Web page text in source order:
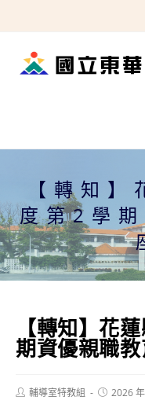
轉
【轉知
度第2學
【轉知】花
期資優親職
Post輔導室特教組
Post2026